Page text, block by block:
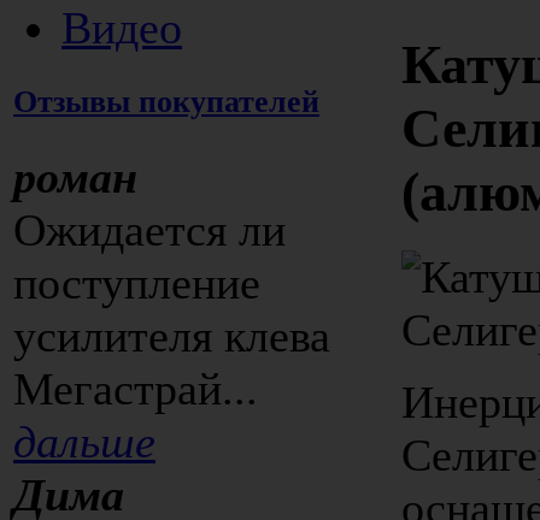
Видео
Отзывы покупателей
роман
Ожидается ли
поступление
усилителя клева
Мегастрай...
дальше
Дима